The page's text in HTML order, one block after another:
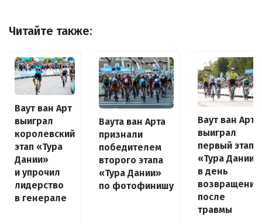
Читайте также:
Ваут ван Арт
выиграл
королевский
этап «Тура
Дании»
и упрочил
лидерство
в генерале
Ваута ван Арта
признали
победителем
второго этапа
«Тура Дании»
по фотофинишу
Ваут ван Арт
выиграл
первый этап
«Тура Дании»
в день
возвращения
после
травмы